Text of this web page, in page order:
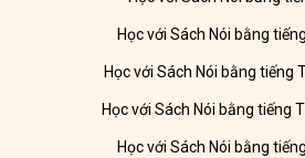
Học với Sách Nói bằng
Học với Sách Nói bằng tiếng
Học với Sách Nói bằng tiếng
Học với Sách Nói bằng